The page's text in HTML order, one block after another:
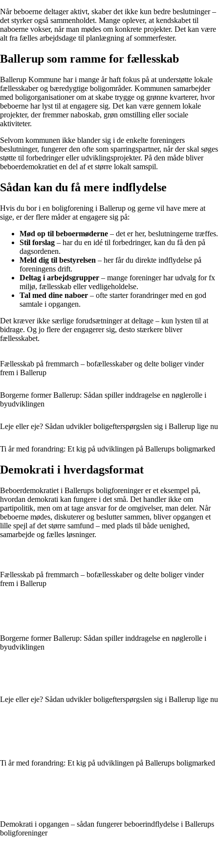
Når beboerne deltager aktivt, skaber det ikke kun bedre beslutninger –
det styrker også sammenholdet. Mange oplever, at kendskabet til
naboerne vokser, når man mødes om konkrete projekter. Det kan være
alt fra fælles arbejdsdage til planlægning af sommerfester.
Ballerup som ramme for fællesskab
Ballerup Kommune har i mange år haft fokus på at understøtte lokale
fællesskaber og bæredygtige boligområder. Kommunen samarbejder
med boligorganisationer om at skabe trygge og grønne kvarterer, hvor
beboerne har lyst til at engagere sig. Det kan være gennem lokale
projekter, der fremmer naboskab, grøn omstilling eller sociale
aktiviteter.
Selvom kommunen ikke blander sig i de enkelte foreningers
beslutninger, fungerer den ofte som sparringspartner, når der skal søges
støtte til forbedringer eller udviklingsprojekter. På den måde bliver
beboerdemokratiet en del af et større lokalt samspil.
Sådan kan du få mere indflydelse
Hvis du bor i en boligforening i Ballerup og gerne vil have mere at
sige, er der flere måder at engagere sig på:
Mød op til beboermøderne – det er her, beslutningerne træffes.
Stil forslag – har du en idé til forbedringer, kan du få den på
dagsordenen.
Meld dig til bestyrelsen – her får du direkte indflydelse på
foreningens drift.
Deltag i arbejdsgrupper – mange foreninger har udvalg for fx
miljø, fællesskab eller vedligeholdelse.
Tal med dine naboer – ofte starter forandringer med en god
samtale i opgangen.
Det kræver ikke særlige forudsætninger at deltage – kun lysten til at
bidrage. Og jo flere der engagerer sig, desto stærkere bliver
fællesskabet.
Fællesskab på fremmarch – bofællesskaber og delte boliger vinder
frem i Ballerup
Borgerne former Ballerup: Sådan spiller inddragelse en nøglerolle i
byudviklingen
Leje eller eje? Sådan udvikler boligefterspørgslen sig i Ballerup lige nu
Ti år med forandring: Et kig på udviklingen på Ballerups boligmarked
Demokrati i hverdagsformat
Beboerdemokratiet i Ballerups boligforeninger er et eksempel på,
hvordan demokrati kan fungere i det små. Det handler ikke om
partipolitik, men om at tage ansvar for de omgivelser, man deler. Når
beboerne mødes, diskuterer og beslutter sammen, bliver opgangen et
lille spejl af det større samfund – med plads til både uenighed,
samarbejde og fælles løsninger.
Fællesskab på fremmarch – bofællesskaber og delte boliger vinder
frem i Ballerup
Borgerne former Ballerup: Sådan spiller inddragelse en nøglerolle i
byudviklingen
Leje eller eje? Sådan udvikler boligefterspørgslen sig i Ballerup lige nu
Ti år med forandring: Et kig på udviklingen på Ballerups boligmarked
Demokrati i opgangen – sådan fungerer beboerindflydelse i Ballerups
boligforeninger